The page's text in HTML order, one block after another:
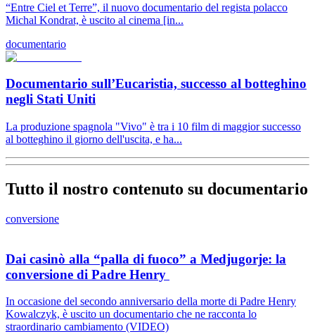
“Entre Ciel et Terre”, il nuovo documentario del regista polacco
Michal Kondrat, è uscito al cinema [in...
documentario
Documentario sull’Eucaristia, successo al botteghino
negli Stati Uniti
La produzione spagnola "Vivo" è tra i 10 film di maggior successo
al botteghino il giorno dell'uscita, e ha...
Tutto il nostro contenuto su documentario
conversione
Dai casinò alla “palla di fuoco” a Medjugorje: la
conversione di Padre Henry
In occasione del secondo anniversario della morte di Padre Henry
Kowalczyk, è uscito un documentario che ne racconta lo
straordinario cambiamento (VIDEO)